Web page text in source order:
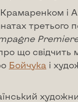
і
що свідчить
Бойчука і